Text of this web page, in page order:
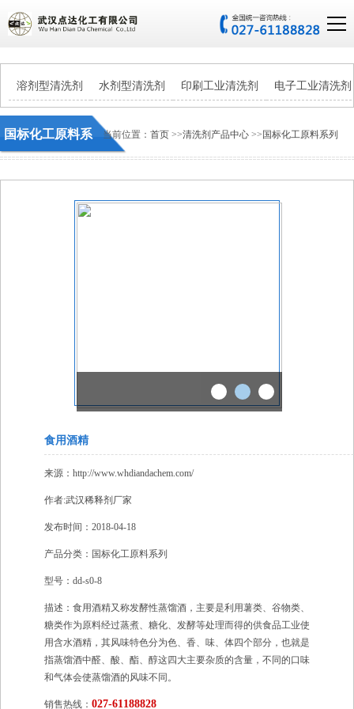
溶剂型清洗剂 水剂型清洗剂 印刷工业清洗剂 电子工业清洗剂
当前位置： 首页 >>清洗剂产品中心 >> 国标化工原料系列
国标化工原料系
食用酒精
来源：http://www.whdiandachem.com/
作者:武汉稀释剂厂家
发布时间：2018-04-18
产品分类：国标化工原料系列
型号：dd-s0-8
描述：食用酒精又称发酵性蒸馏酒，主要是利用薯类、谷物类、
糖类作为原料经过蒸煮、糖化、发酵等处理而得的供食品工业使
用含水酒精，其风味特色分为色、香、味、体四个部分，也就是
指蒸馏酒中醛、酸、酯、醇这四大主要杂质的含量，不同的口味
和气体会使蒸馏酒的风味不同。
销售热线： 027-61188828